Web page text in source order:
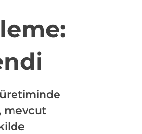
üretiminde
mevcut